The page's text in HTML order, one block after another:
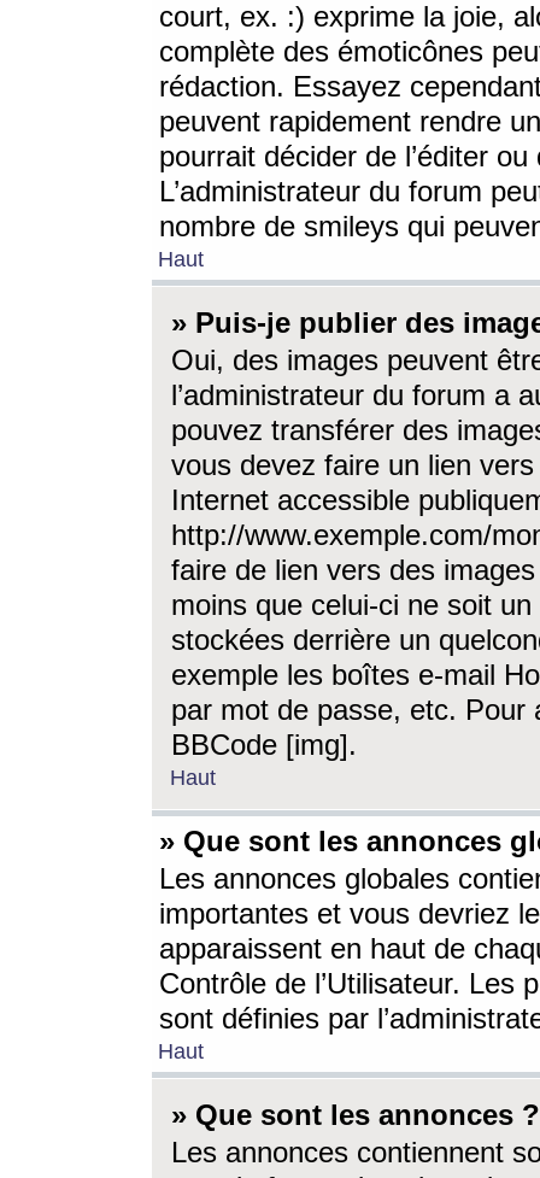
court, ex. :) exprime la joie,
complète des émoticônes
rédaction. Essayez
peuvent rapidement rendre
pourrait décider de l’éditer
L’administrateur du forum
nombre de smileys qui
Haut
» Puis-je publier des
Oui, des images peuvent
l’administrateur du forum a
pouvez transférer des
vous devez faire un lien
Internet accessible
http://www.exemple.com/
faire de lien vers des
moins que celui-ci ne soit
stockées derrière un
exemple les boîtes e-mail
par mot de passe, etc. Pour
BBCode [img].
Haut
» Que sont les annonces
Les annonces globales
importantes et vous devriez
apparaissent en haut de
Contrôle de l’Utilisateur. Les
sont définies par
Haut
» Que sont les annonces ?
Les annonces contiennent